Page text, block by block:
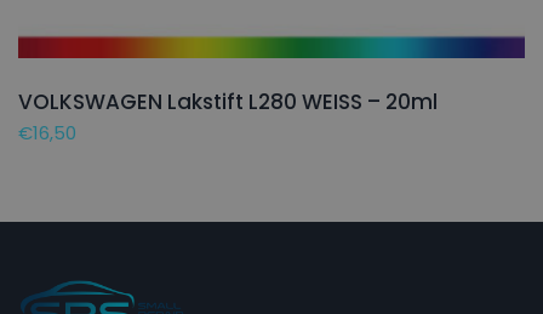
VOLKSWAGEN Lakstift L280 WEISS – 20ml
€16,50